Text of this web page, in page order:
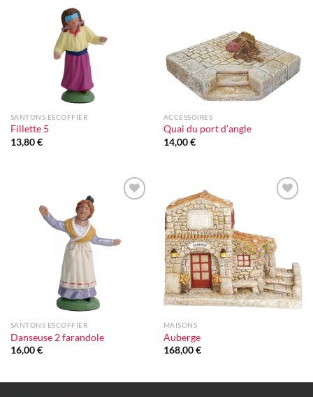
SANTONS ESCOFFIER
Fillette 5
13,80€
ACCESSOIRES
Quai du port d’angle
14,00€
SANTONS ESCOFFIER
Danseuse 2 farandole
16,00€
MAISONS
Auberge
168,00€